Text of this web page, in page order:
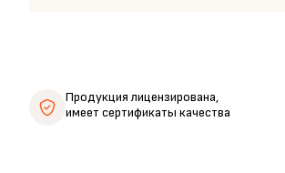
Продукция лицензирована,
имеет сертификаты качества